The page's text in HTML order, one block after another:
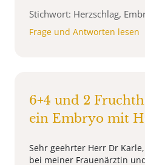
Stichwort: Herzschlag,
Frage und Antworten lesen
6+4 und 2
ein Embryo mit
Sehr geehrter Herr Dr
bei meiner Frauenärztin